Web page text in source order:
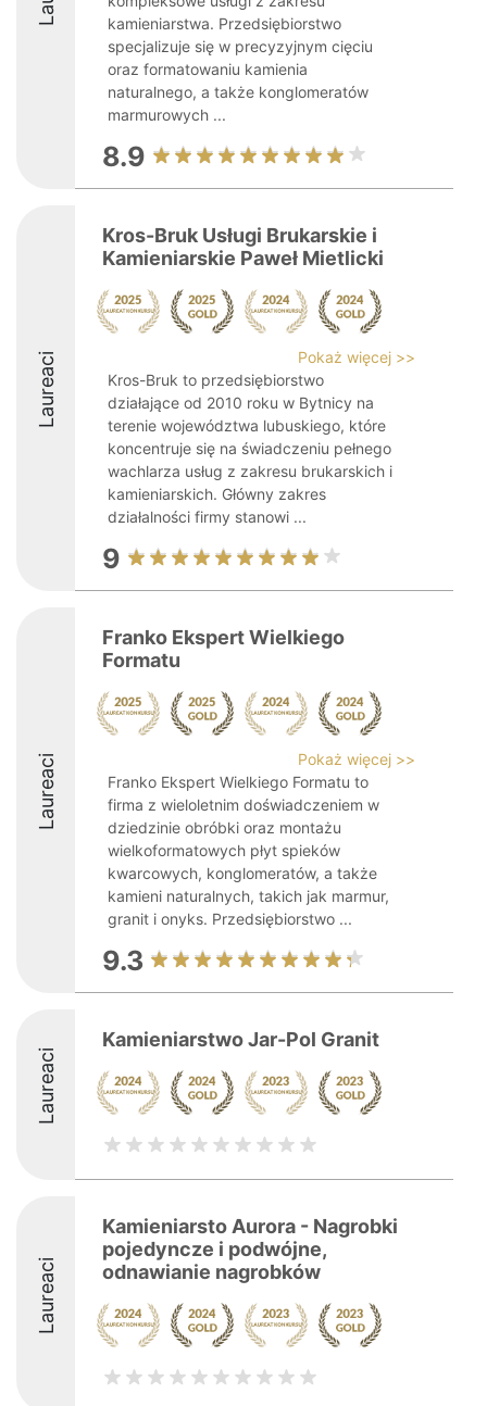
kamieniarstwa. Przedsiębiorstwo
specjalizuje się w precyzyjnym cięciu
oraz formatowaniu kamienia
naturalnego, a także konglomeratów
marmurowych ...
8.9
Laureaci
Kros-Bruk Usługi Brukarskie i
Kamieniarskie Paweł Mietlicki
Pokaż więcej >>
Kros-Bruk to przedsiębiorstwo
działające od 2010 roku w Bytnicy na
terenie województwa lubuskiego, które
koncentruje się na świadczeniu pełnego
wachlarza usług z zakresu brukarskich i
kamieniarskich. Główny zakres
działalności firmy stanowi ...
9
Laureaci
Franko Ekspert Wielkiego
Formatu
Pokaż więcej >>
Franko Ekspert Wielkiego Formatu to
firma z wieloletnim doświadczeniem w
dziedzinie obróbki oraz montażu
wielkoformatowych płyt spieków
kwarcowych, konglomeratów, a także
kamieni naturalnych, takich jak marmur,
granit i onyks. Przedsiębiorstwo ...
9.3
Laureaci
Kamieniarstwo Jar-Pol Granit
Laureaci
Kamieniarsto Aurora - Nagrobki
pojedyncze i podwójne,
odnawianie nagrobków